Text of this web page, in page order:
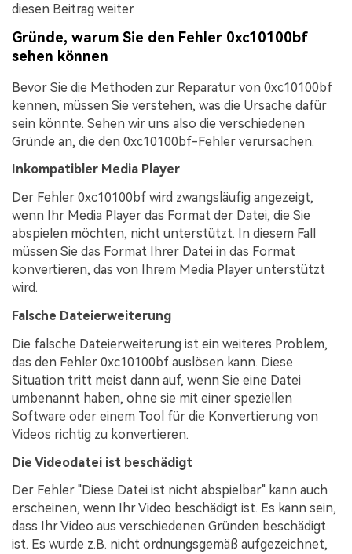
diesen Beitrag weiter.
Gründe, warum Sie den Fehler 0xc10100bf
sehen können
Bevor Sie die Methoden zur Reparatur von 0xc10100bf
kennen, müssen Sie verstehen, was die Ursache dafür
sein könnte. Sehen wir uns also die verschiedenen
Gründe an, die den 0xc10100bf-Fehler verursachen.
Inkompatibler Media Player
Der Fehler 0xc10100bf wird zwangsläufig angezeigt,
wenn Ihr Media Player das Format der Datei, die Sie
abspielen möchten, nicht unterstützt. In diesem Fall
müssen Sie das Format Ihrer Datei in das Format
konvertieren, das von Ihrem Media Player unterstützt
wird.
Falsche Dateierweiterung
Die falsche Dateierweiterung ist ein weiteres Problem,
das den Fehler 0xc10100bf auslösen kann. Diese
Situation tritt meist dann auf, wenn Sie eine Datei
umbenannt haben, ohne sie mit einer speziellen
Software oder einem Tool für die Konvertierung von
Videos richtig zu konvertieren.
Die Videodatei ist beschädigt
Der Fehler "Diese Datei ist nicht abspielbar" kann auch
erscheinen, wenn Ihr Video beschädigt ist. Es kann sein,
dass Ihr Video aus verschiedenen Gründen beschädigt
ist. Es wurde z.B. nicht ordnungsgemäß aufgezeichnet,